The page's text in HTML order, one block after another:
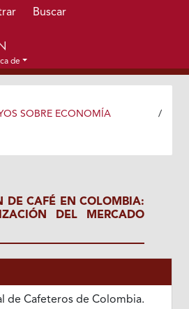
principal
Buscar
de
SOBRE ECONOMÍA
/
DE CAFÉ EN COLOMBIA:
DEL MERCADO
de Cafeteros de Colombia.